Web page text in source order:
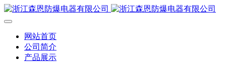
网站首页
公司简介
产品展示